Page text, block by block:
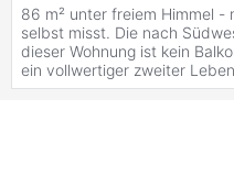
86 m² unter freiem Himmel -
selbst misst. Die nach
dieser Wohnung ist kein
ein vollwertiger zweiter